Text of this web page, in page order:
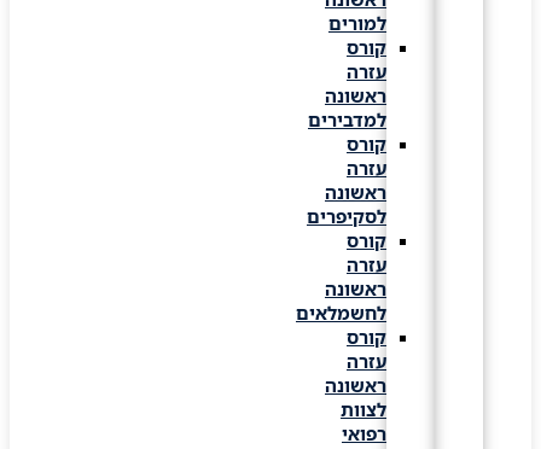
למורים
קורס
עזרה
ראשונה
למדבירים
קורס
עזרה
ראשונה
לסקיפרים
קורס
עזרה
ראשונה
לחשמלאים
קורס
עזרה
ראשונה
לצוות
רפואי